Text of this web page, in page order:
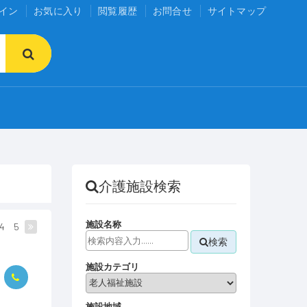
ン お気に入り 閲覧履歴 お問合せ サイトマップ
4 5
介護施設検索
施設名称
検索
施設カテゴリ